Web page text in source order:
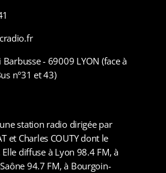
Barbusse - 69009 LYON (face à
n°31 et 43)
station radio dirigée par
et Charles COUTY dont le
diffuse à Lyon 98.4 FM, à
94.7 FM, à Bourgoin-